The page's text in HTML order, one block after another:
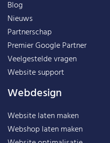
Blog
Nieuws
Partnerschap
Premier Google Partner
Veelgestelde vragen
Website support
Webdesign
Website laten maken
Webshop laten maken